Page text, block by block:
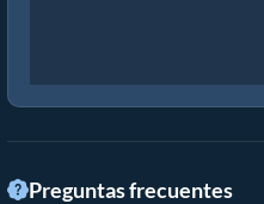
Preguntas frecuentes